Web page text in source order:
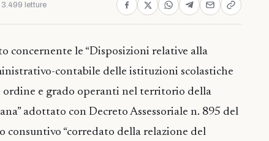
3.499 letture
concernente le “Disposizioni relative alla
contabile delle istituzioni scolastiche
e grado operanti nel territorio della
adottato con Decreto Assessoriale n. 895 del
consuntivo “corredato della relazione del